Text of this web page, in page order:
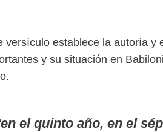
versículo establece la autoría y
y su situación en
en el quinto año, en el